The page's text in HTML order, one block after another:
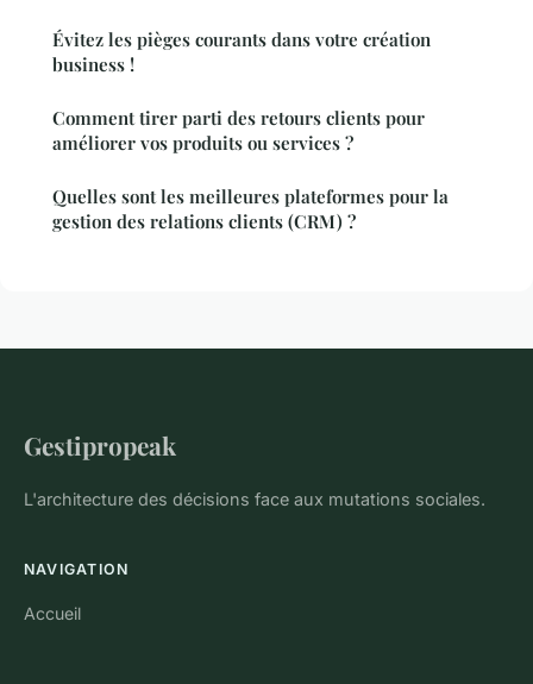
Évitez les pièges courants dans votre création
business !
Comment tirer parti des retours clients pour
améliorer vos produits ou services ?
Quelles sont les meilleures plateformes pour la
gestion des relations clients (CRM) ?
Gestipropeak
L'architecture des décisions face aux mutations sociales.
NAVIGATION
Accueil